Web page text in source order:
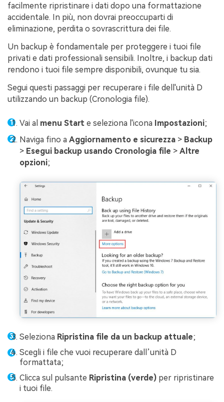
facilmente ripristinare i dati dopo una formattazione
accidentale. In più, non dovrai preoccuparti di
eliminazione, perdita o sovrascrittura dei file.
Un backup è fondamentale per proteggere i tuoi file
privati e dati professionali sensibili. Inoltre, i backup dati
rendono i tuoi file sempre disponibili, ovunque tu sia.
Segui questi passaggi per recuperare i file dell'unità D
utilizzando un backup (Cronologia file).
Vai al menu Start e seleziona l'icona Impostazioni;
Naviga fino a Aggiornamento e sicurezza > Backup
> Esegui backup usando Cronologia file > Altre
opzioni;
Seleziona Ripristina file da un backup attuale;
Scegli i file che vuoi recuperare dall’unità D
formattata;
Clicca sul pulsante Ripristina (verde) per ripristinare
i tuoi file.